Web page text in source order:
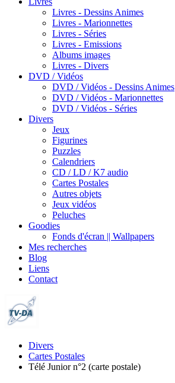
Livres - Dessins Animes
Livres - Marionnettes
Livres - Séries
Livres - Emissions
Albums images
Livres - Divers
DVD / Vidéos
DVD / Vidéos - Dessins Animes
DVD / Vidéos - Marionnettes
DVD / Vidéos - Séries
Divers
Jeux
Figurines
Puzzles
Calendriers
CD / LD / K7 audio
Cartes Postales
Autres objets
Jeux vidéos
Peluches
Goodies
Fonds d'écran || Wallpapers
Mes recherches
Blog
Liens
Contact
Divers
Cartes Postales
Télé Junior n°2 (carte postale)